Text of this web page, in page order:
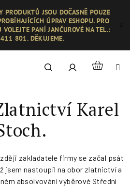
PRODUKTŮ JSOU DOČASNĚ POUZE
ÚPRAV ESHOPU. PRO
VOLEJTE PANÍ JANČUROVÉ NA TEL.:
801. DĚKUJEME.
Hledat PřihlášeníNákupní
Karel
zakladatele firmy se začal psát
jsem nastoupil na obor zlatnictví a
absolvování výběrové Střední